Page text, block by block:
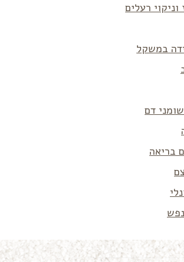
רעלים
במשקל
דם
בריאה